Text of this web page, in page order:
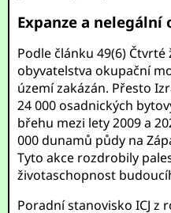
Expanze a nelegální
Podle článku 49(6)
obyvatelstva okupační
území zakázán. Přesto
24 000 osadnických
břehu mezi lety 2009 a
000 dunamů půdy na
Tyto akce rozdrobily
životaschopnost
Poradní stanovisko ICJ z